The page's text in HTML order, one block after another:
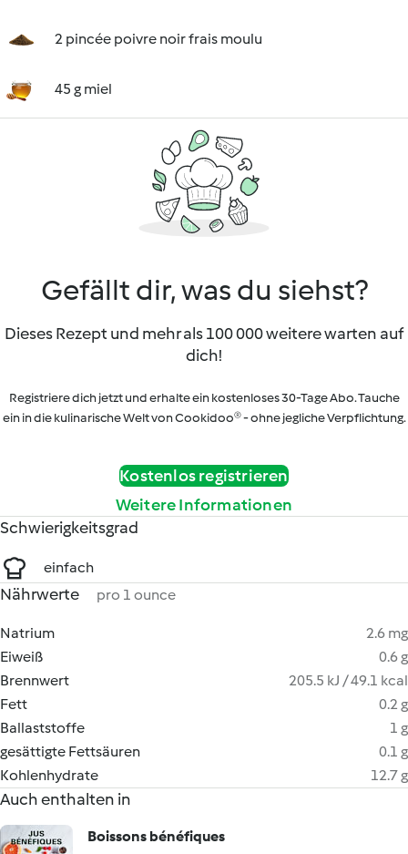
2 pincée poivre noir frais moulu
45 g miel
Gefällt dir, was du siehst?
Dieses Rezept und mehr als 100 000 weitere warten auf
dich!
Registriere dich jetzt und erhalte ein kostenloses 30-Tage Abo. Tauche
ein in die kulinarische Welt von Cookidoo® - ohne jegliche Verpflichtung.
Kostenlos registrieren
Weitere Informationen
Schwierigkeitsgrad
einfach
Nährwerte pro 1 ounce
Natrium
2.6 mg
Eiweiß
0.6 g
Brennwert
205.5 kJ / 49.1 kcal
Fett
0.2 g
Ballaststoffe
1 g
gesättigte Fettsäuren
0.1 g
Kohlenhydrate
12.7 g
Auch enthalten in
Boissons bénéfiques